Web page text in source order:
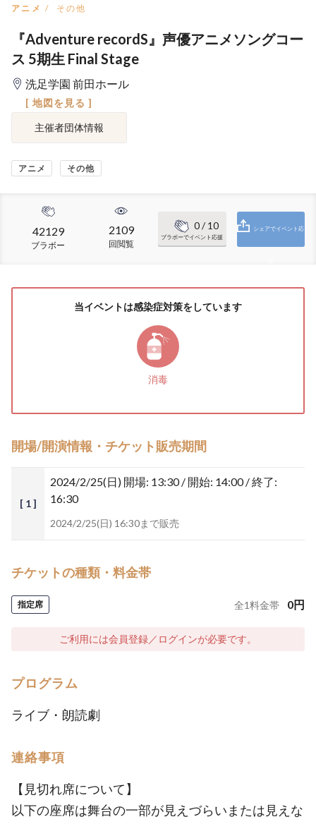
アニメ その他
『Adventure recordS』声優アニメソングコー
ス 5期生 Final Stage
洗足学園 前田ホール
[ 地図を見る ]
主催者団体情報
アニメ その他
42129
ブラボー
2109
回閲覧
0/ 10
ブラボーでイベント応援
シェアでイベント応
当イベントは感染症対策をしています
消毒
開場/開演情報・チケット販売期間
[ 1 ]
2024/2/25(日) 開場: 13:30 / 開始: 14:00 / 終了:
16:30
2024/2/25(日) 16:30まで販売
チケットの種類・料金帯
指定席 全1料金帯 0円
ご利用には会員登録／ログインが必要です。
プログラム
ライブ・朗読劇
連絡事項
【見切れ席について】
以下の座席は舞台の一部が見えづらいまたは見えな